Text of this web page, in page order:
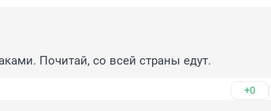
Почитай, со всей страны едут.
+0